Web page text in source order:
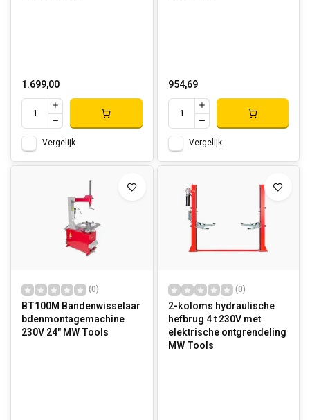
1.699,00
Vergelijk
954,69
Vergelijk
(0)
BT100M Bandenwisselaar
bdenmontagemachine
230V 24" MW Tools
(0)
2-koloms hydraulische
hefbrug 4 t 230V met
elektrische ontgrendeling
MW Tools